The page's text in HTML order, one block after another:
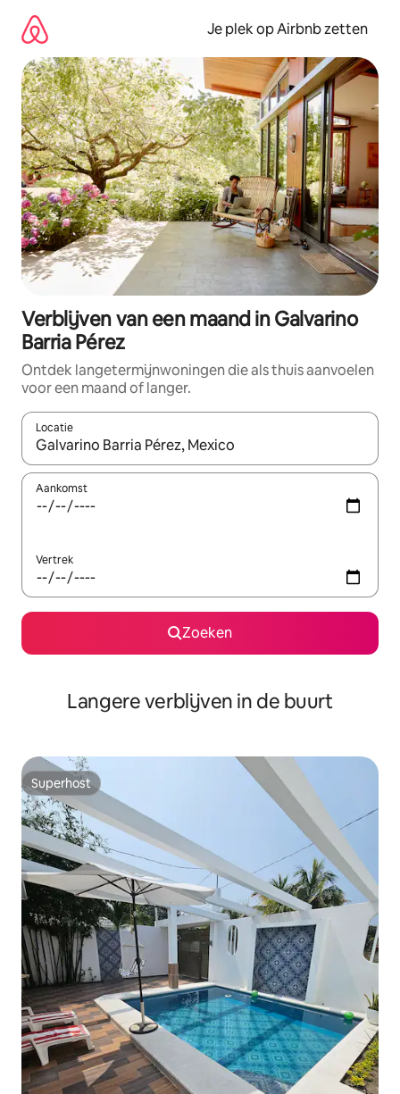
direct
naar
inhoud
Je plek op Airbnb zetten
Verblijven van een maand in Galvarino
Barria Pérez
Ontdek langetermijnwoningen die als thuis aanvoelen
voor een maand of langer.
Locatie
Wanneer er resultaten beschikbaar zijn, maak je een keuze
Aankomst
Vertrek
Zoeken
Langere verblijven in de buurt
Superhost
Superhost